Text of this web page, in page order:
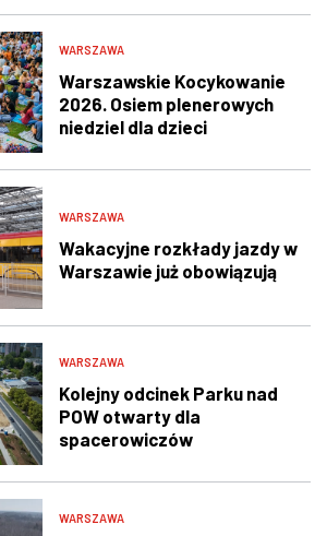
WARSZAWA
Warszawskie Kocykowanie
2026. Osiem plenerowych
niedziel dla dzieci
WARSZAWA
Wakacyjne rozkłady jazdy w
Warszawie już obowiązują
WARSZAWA
Kolejny odcinek Parku nad
POW otwarty dla
spacerowiczów
WARSZAWA